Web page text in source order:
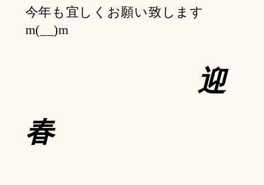
今年も宜しくお願い致します
m(__)m
迎
春